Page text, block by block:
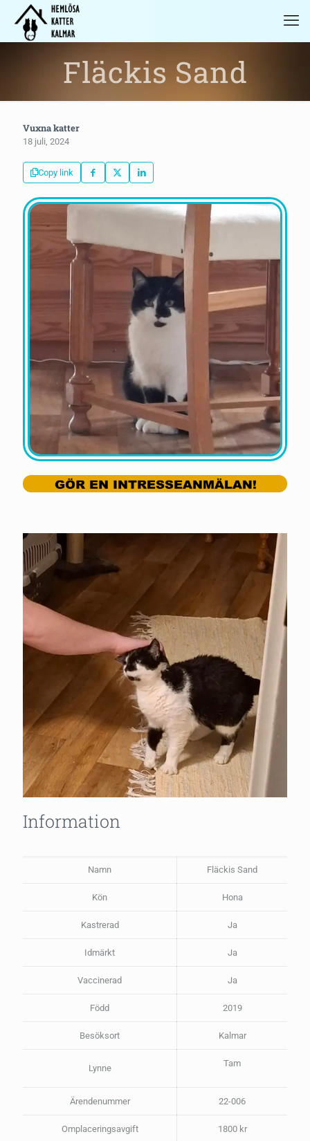
Fläckis Sand
Vuxna katter
18 juli, 2024
Copy link
Information
Namn Fläckis Sand
Kön Hona
Kastrerad Ja
Idmärkt Ja
Vaccinerad Ja
Född 2019
Besöksort Kalmar
Lynne Tam
Ärendenummer 22-006
Omplaceringsavgift 1800 kr